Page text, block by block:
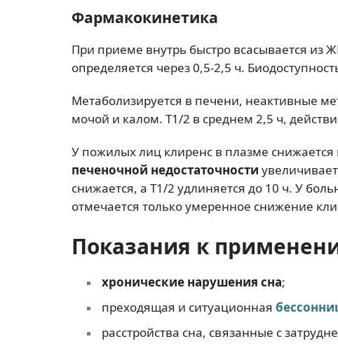
Фармакокинетика
При приеме внутрь быстро всасывается из
определяется через 0,5-2,5 ч.
Метаболизируется в печени, неактивные
мочой и калом. T1/2 в среднем 2,5 ч,
У пожилых лиц клиренс в плазме
печеночной недостаточности
снижается, а T1/2 удлиняется до 10 ч. У
отмечается только умеренное снижение
Показания к
хронические нарушения сна;
преходящая и ситуационная
расстройства сна, связанные с